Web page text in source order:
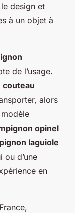
design et
à un objet à
de l’usage.
couteau
alors
opinel
laguiole
ou d’une
en